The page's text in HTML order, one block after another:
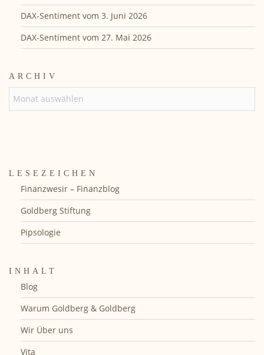
DAX-Sentiment vom 3. Juni 2026
DAX-Sentiment vom 27. Mai 2026
ARCHIV
LESEZEICHEN
Finanzwesir – Finanzblog
Goldberg Stiftung
Pipsologie
INHALT
Blog
Warum Goldberg & Goldberg
Wir Über uns
Vita